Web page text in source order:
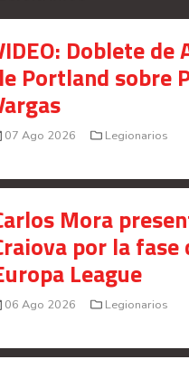
Doblete
Portland sobre
07 Ago 2026 Legionarios
Mora
por la
League
06 Ago 2026 Legionarios